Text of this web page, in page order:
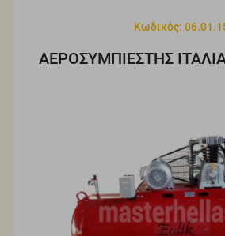
Κωδικός:
ΑΕΡΟΣΥΜΠΙΕΣΤΗΣ